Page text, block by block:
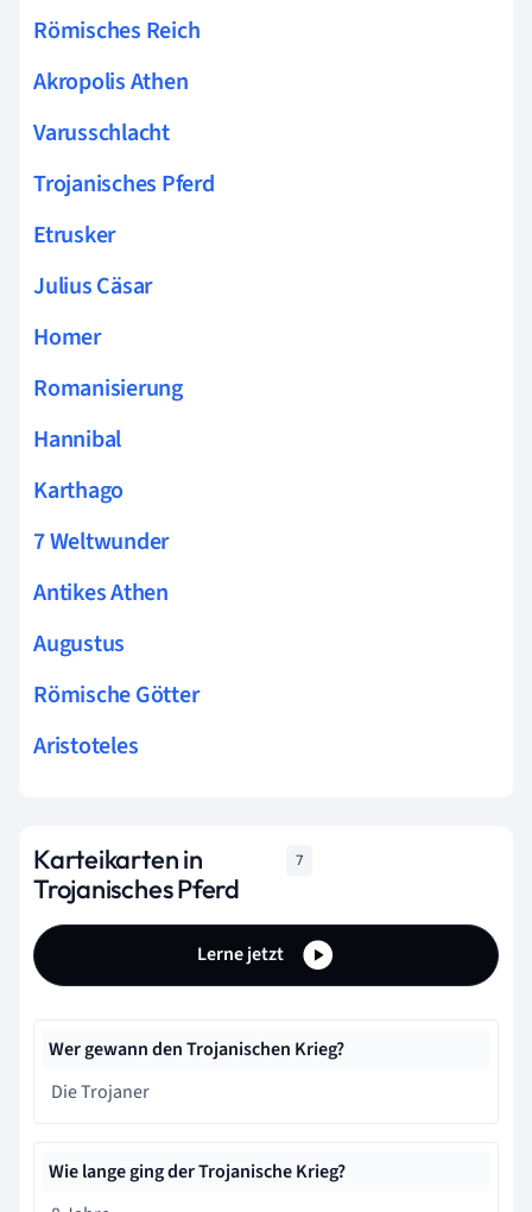
Römisches Reich
Akropolis Athen
Varusschlacht
Trojanisches Pferd
Etrusker
Julius Cäsar
Homer
Romanisierung
Hannibal
Karthago
7 Weltwunder
Antikes Athen
Augustus
Römische Götter
Aristoteles
Karteikarten in
Trojanisches Pferd
7
Lerne jetzt
Wer gewann den Trojanischen Krieg?
Die Trojaner
Wie lange ging der Trojanische Krieg?